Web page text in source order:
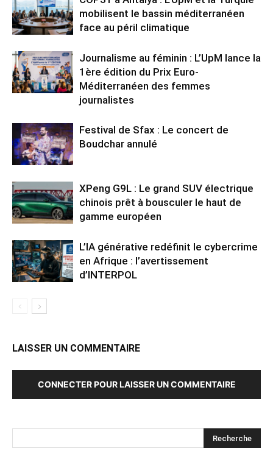
mobilisent le bassin méditerranéen
face au péril climatique
Journalisme au féminin : L’UpM lance la
1ère édition du Prix Euro-
Méditerranéen des femmes
journalistes
Festival de Sfax : Le concert de
Boudchar annulé
XPeng G9L : Le grand SUV électrique
chinois prêt à bousculer le haut de
gamme européen
L’IA générative redéfinit le cybercrime
en Afrique : l’avertissement
d’INTERPOL
LAISSER UN COMMENTAIRE
CONNECTER POUR LAISSER UN COMMENTAIRE